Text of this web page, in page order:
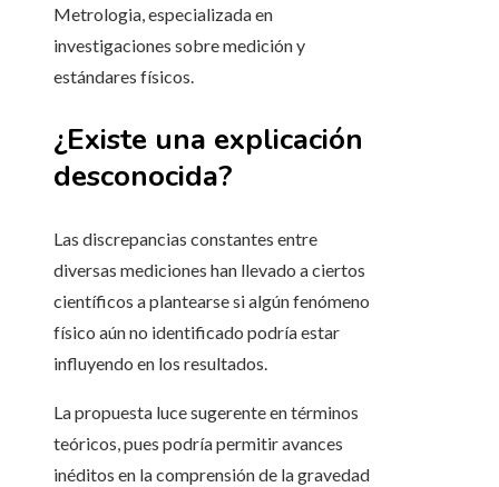
Metrologia, especializada en
investigaciones sobre medición y
estándares físicos.
¿Existe una explicación
desconocida?
Las discrepancias constantes entre
diversas mediciones han llevado a ciertos
científicos a plantearse si algún fenómeno
físico aún no identificado podría estar
influyendo en los resultados.
La propuesta luce sugerente en términos
teóricos, pues podría permitir avances
inéditos en la comprensión de la gravedad